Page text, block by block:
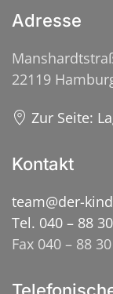
Adresse
22119
Zur Seite:
Kontakt
team@der-
Tel. 040 – 88
Fax 040 – 88